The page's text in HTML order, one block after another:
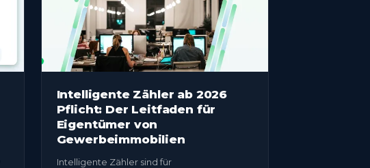
Intelligente Zähler ab 2026
Pflicht: Der Leitfaden für
Eigentümer von
Gewerbeimmobilien
Intelligente Zähler sind für